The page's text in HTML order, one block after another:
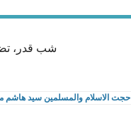
شب قدر،
حجت الاسلام والمسلمين سید هاشم